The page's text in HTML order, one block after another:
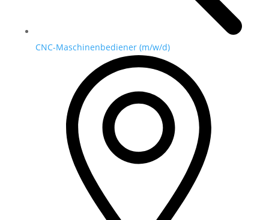
CNC-Maschinenbediener (m/w/d)